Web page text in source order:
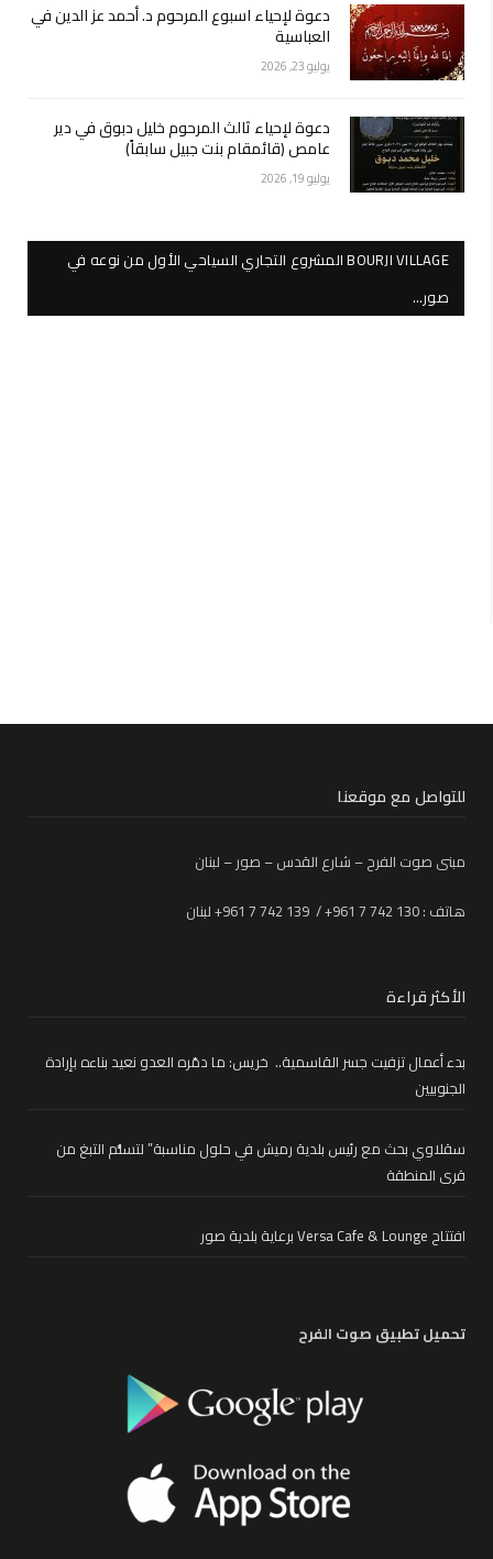
دعوة لإحياء اسبوع المرحوم د. أحمد عز الدين في
العباسية
يوليو 23, 2026
دعوة لإحياء ثالث المرحوم خليل دبوق في دير
عامص (قائمقام بنت جبيل سابقاً)
يوليو 19, 2026
BOURJI VILLAGE المشروع التجاري السياحي الأول من نوعه في
صور…
للتواصل مع موقعنا
مبنى صوت الفرح – شارع القدس – صور – لبنان
هاتف : 130 742 7 961+ / 139 742 7 961+ لبنان
الأكثر قراءة
بدء أعمال تزفيت جسر القاسمية.. خريس: ما دمّره العدو نعيد بناءه بإرادة
الجنوبيين
سقلاوي بحث مع رئيس بلدية رميش في حلول مناسبة” لتسلُّم التبغ من
قرى المنطقة
افتتاح Versa Cafe & Lounge برعاية بلدية صور
تحميل تطبيق صوت الفرح